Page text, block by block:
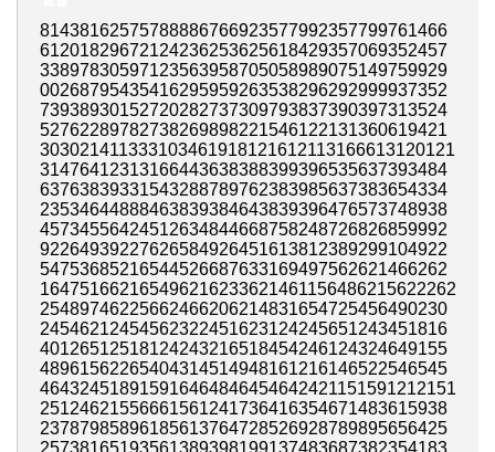
81438162575788886766923577992357799761466
61201829672124236253625618429357069352457
33897830597123563958705058989075149759929
00268795435416295959263538296292999937352
73938930152720282737309793837390397313524
52762289782738269898221546122131360619421
303021411333103461918121612113166613120121
31476412313166443638388399396535637393484
63763839331543288789762383985637383654334
23534644888463839384643839396476573748938
45734556424512634844668758248726826859992
92264939227626584926451613812389299104922
54753685216544526687633169497562621466262
164751662165496216233621461156486215622262
25489746225662466206214831654725456490230
24546212454562322451623124245651243451816
40126512518124243216518454246124324649155
48961562265404314514948161216146522546545
464324518915916464846454642421151591212151
25124621556661561241736416354671483615938
23787985896185613764728526928789895656425
25738165193561389398199137483687382354183